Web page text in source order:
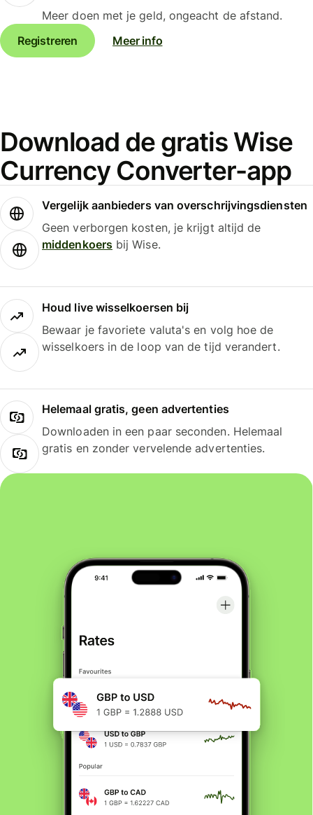
Meer doen met je geld, ongeacht de afstand.
Registreren
Meer info
Download de gratis Wise
Currency Converter-app
Vergelijk aanbieders van overschrijvingsdiensten
Geen verborgen kosten, je krijgt altijd de
middenkoersbij Wise.
Houd live wisselkoersen bij
Bewaar je favoriete valuta's en volg hoe de
wisselkoers in de loop van de tijd verandert.
Helemaal gratis, geen advertenties
Downloaden in een paar seconden. Helemaal
gratis en zonder vervelende advertenties.